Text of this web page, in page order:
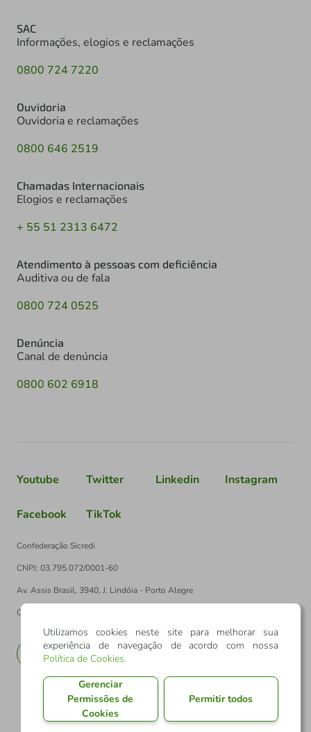
SAC
Informações, elogios e reclamações
0800 724 7220
Ouvidoria
Ouvidoria e reclamações
0800 646 2519
Chamadas Internacionais
Elogios e reclamações
+ 55 51 2313 6472
Atendimento à pessoas com deficiência
Auditiva ou de fala
0800 724 0525
Denúncia
Canal de denúncia
0800 602 6918
Youtube Twitter Linkedin Instagram
Facebook TikTok
Confederação Sicredi
CNPJ: 03.795.072/0001-60
Av. Assis Brasil, 3940, J. Lindóia - Porto Alegre
CEP: 91010-003
EN
Utilizamos cookies neste site para melhorar sua
experiência de navegação de acordo com nossa
Política de Cookies.
Gerenciar
Permissões de
Cookies
Permitir todos